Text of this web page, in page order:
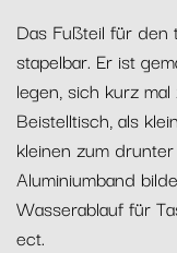
Das Fußteil für den
stapelbar. Er ist
legen, sich kurz
Beistelltisch, als
kleinen zum
Aluminiumband
Wasserablauf für
ect.